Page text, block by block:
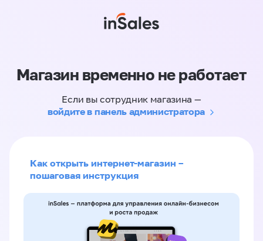
Магазин временно не работает
Если вы сотрудник магазина —
войдите в панель администратора
Как открыть интернет-магазин –
пошаговая инструкция